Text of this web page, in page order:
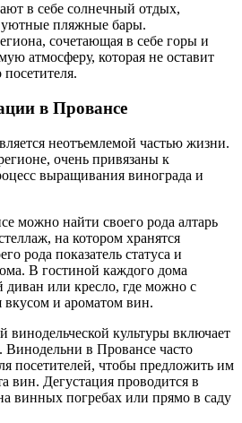
в себе солнечный отдых,
уютные пляжные бары.
сочетающая в себе горы и
атмосферу, которая не оставит
в Провансе
неотъемлемой частью жизни.
очень привязаны к
выращивания винограда и
можно найти своего рода алтарь
на котором хранятся
рода показатель статуса и
В гостиной каждого дома
диван или кресло, где можно с
вкусом и ароматом вин.
винодельческой культуры включает
Винодельни в Провансе часто
посетителей, чтобы предложить им
вин. Дегустация проводится в
винных погребах или прямо в саду